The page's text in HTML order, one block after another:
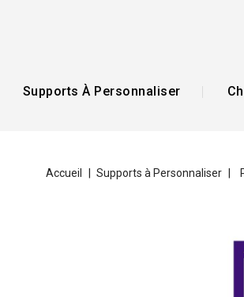
Supports À Personnaliser
Accueil Supports à Personnaliser